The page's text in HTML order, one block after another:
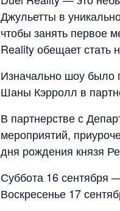
Джульетты в
чтобы занять первое
Reality обещает стать
Изначально шоу было
Шаны Кэрролл в
В партнерстве с
мероприятий,
дня рождения князя
Суббота 16 сентября
Воскресенье 17